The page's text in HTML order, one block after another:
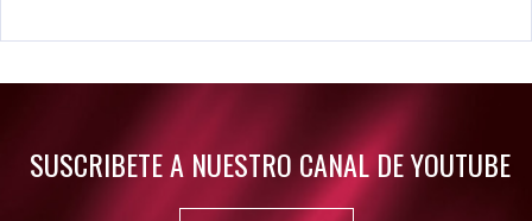
Rumor: Se filtran los primeros detalles de Resident Evil 9
SUSCRIBETE A NUESTRO CANAL DE YOUTUBE